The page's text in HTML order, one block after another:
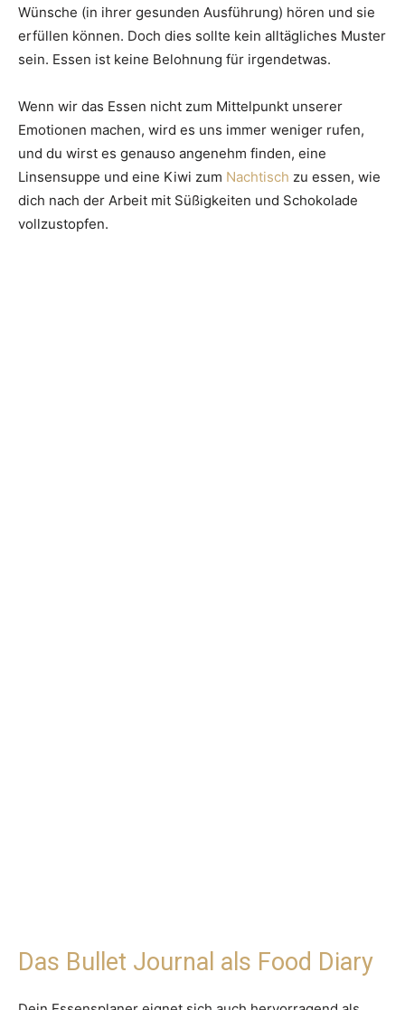
Wünsche (in ihrer gesunden Ausführung) hören und sie
erfüllen können. Doch dies sollte kein alltägliches Muster
sein. Essen ist keine Belohnung für irgendetwas.
Wenn wir das Essen nicht zum Mittelpunkt unserer
Emotionen machen, wird es uns immer weniger rufen,
und du wirst es genauso angenehm finden, eine
Linsensuppe und eine Kiwi zum Nachtisch zu essen, wie
dich nach der Arbeit mit Süßigkeiten und Schokolade
vollzustopfen.
Das Bullet Journal als Food Diary